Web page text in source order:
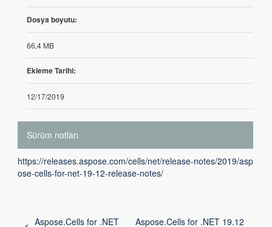
Dosya boyutu:
66,4 MB
Ekleme Tarihi:
12/17/2019
Sürüm notları
https://releases.aspose.com/cells/net/release-notes/2019/asp
ose-cells-for-net-19-12-release-notes/
Aspose.Cells for .NET
Aspose.Cells for .NET 19.12